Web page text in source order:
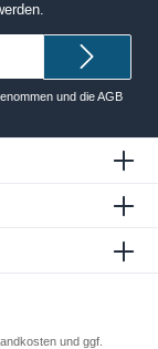
und dieAGB
und ggf.